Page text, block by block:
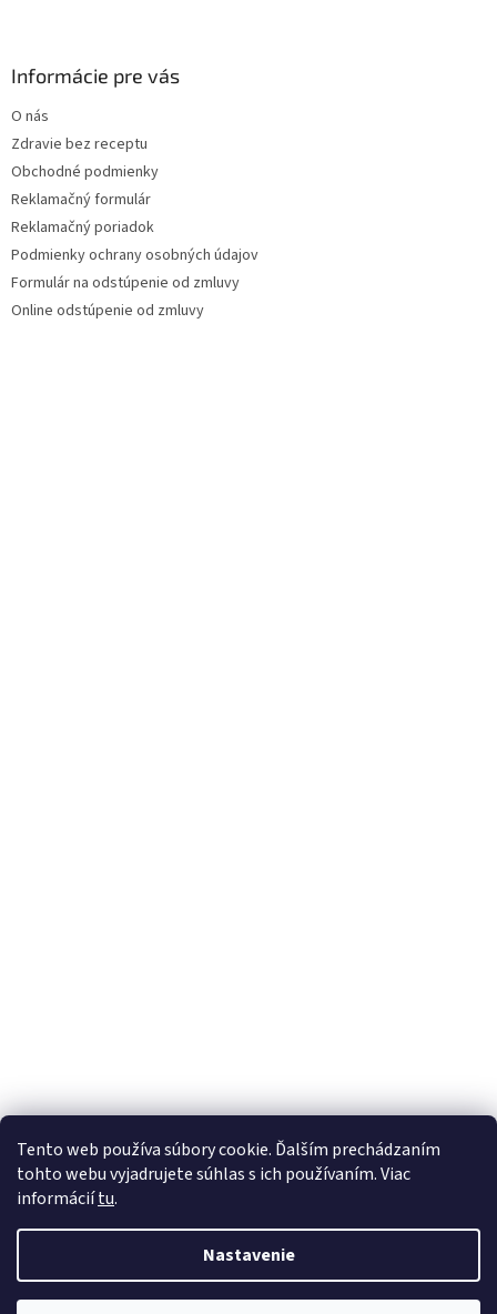
Tento web používa súbory cookie. Ďalším prechádzaním
tohto webu vyjadrujete súhlas s ich používaním. Viac
informáciítu.
Nastavenie
Informácie pre vás
O nás
Zdravie bez receptu
Obchodné podmienky
Reklamačný formulár
Reklamačný poriadok
Podmienky ochrany osobných údajov
Formulár na odstúpenie od zmluvy
Online odstúpenie od zmluvy
Vytvoril Shoptet